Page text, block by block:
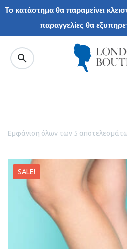
Το κατάστημα θα παραμείνει
παραγγελίες θα
Εμφάνιση όλων των 5
SALE!